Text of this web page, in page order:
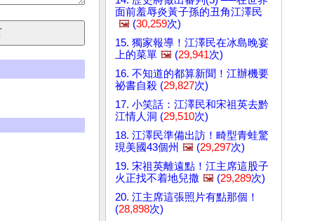
面前羞辱炎黃子孫的丑角江澤民
🖼️ (30,259次)
15. 獨家報導！江澤民在冰島晚宴
上的菜單 🖼️ (29,941次)
16. 不知道的都算新聞！江辦機要
祕書自殺 (29,827次)
17. 小笑話：江澤民和宋祖英去黔
江情人洞 (29,510次)
18. 江澤民準備出訪！畸型青蛙驚
現美國43個州 🖼️ (29,297次)
19. 宋祖英離遠點！江主席這股子
火正找不着地兒撒 🖼️ (29,289次)
20. 江主席這張照片有點那個！
(28,898次)